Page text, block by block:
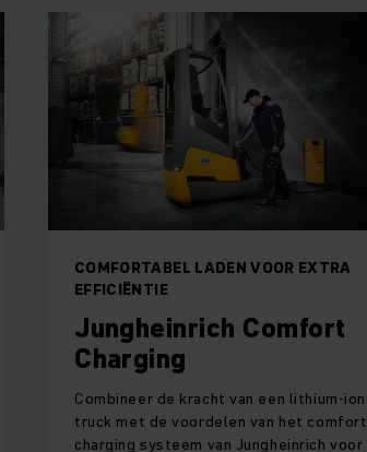
COMFORTABEL LADEN VOOR EXTRA
EFFICIËNTIE
Jungheinrich Comfort
Charging
Combineer de kracht van een lithium-ion
truck met de voordelen van het comfort
charging systeem van Jungheinrich voor